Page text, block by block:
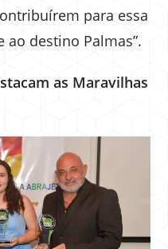
para essa
destino Palmas”.
as Maravilhas